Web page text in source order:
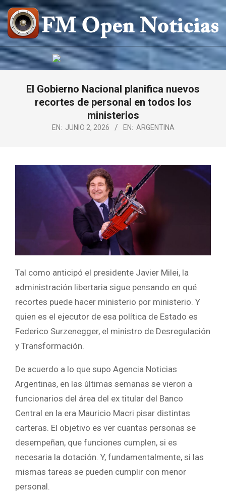
Saltar
al
contenido
FM
OPEN
NOTICIAS
El Gobierno Nacional planifica nuevos
recortes de personal en todos los
ministerios
EN: JUNIO 2, 2026 EN: ARGENTINA
Tal como anticipó el presidente Javier Milei, la
administración libertaria sigue pensando en qué
recortes puede hacer ministerio por ministerio. Y
quien es el ejecutor de esa política de Estado es
Federico Surzenegger, el ministro de Desregulación
y Transformación.
De acuerdo a lo que supo Agencia Noticias
Argentinas, en las últimas semanas se vieron a
funcionarios del área del ex titular del Banco
Central en la era Mauricio Macri pisar distintas
carteras. El objetivo es ver cuantas personas se
desempeñan, que funciones cumplen, si es
necesaria la dotación. Y, fundamentalmente, si las
mismas tareas se pueden cumplir con menor
personal.